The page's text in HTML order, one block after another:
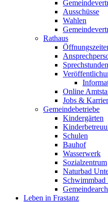
Ausschüsse
Wahlen
Rathaus
Sprechstunden
Online
Jobs &
Gemeindebetriebe
Kindergärten
Schulen
Bauhof
Wasserwerk
Sozialzentrum
Naturbad
Schwimmbad
Leben in Frastanz